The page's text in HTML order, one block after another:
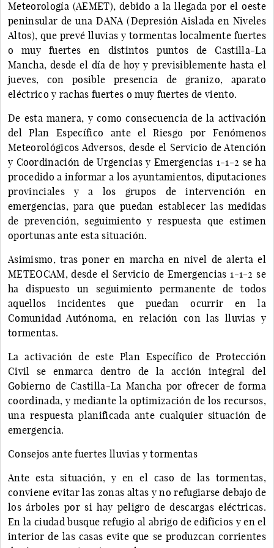
Meteorología (AEMET), debido a la llegada por el oeste
peninsular de una DANA (Depresión Aislada en Niveles
Altos), que prevé lluvias y tormentas localmente fuertes
o muy fuertes en distintos puntos de Castilla-La
Mancha, desde el día de hoy y previsiblemente hasta el
jueves, con posible presencia de granizo, aparato
eléctrico y rachas fuertes o muy fuertes de viento.
De esta manera, y como consecuencia de la activación
del Plan Específico ante el Riesgo por Fenómenos
Meteorológicos Adversos, desde el Servicio de Atención
y Coordinación de Urgencias y Emergencias 1-1-2 se ha
procedido a informar a los ayuntamientos, diputaciones
provinciales y a los grupos de intervención en
emergencias, para que puedan establecer las medidas
de prevención, seguimiento y respuesta que estimen
oportunas ante esta situación.
Asimismo, tras poner en marcha en nivel de alerta el
METEOCAM, desde el Servicio de Emergencias 1-1-2 se
ha dispuesto un seguimiento permanente de todos
aquellos incidentes que puedan ocurrir en la
Comunidad Autónoma, en relación con las lluvias y
tormentas.
La activación de este Plan Específico de Protección
Civil se enmarca dentro de la acción integral del
Gobierno de Castilla-La Mancha por ofrecer de forma
coordinada, y mediante la optimización de los recursos,
una respuesta planificada ante cualquier situación de
emergencia.
Consejos ante fuertes lluvias y tormentas
Ante esta situación, y en el caso de las tormentas,
conviene evitar las zonas altas y no refugiarse debajo de
los árboles por si hay peligro de descargas eléctricas.
En la ciudad busque refugio al abrigo de edificios y en el
interior de las casas evite que se produzcan corrientes